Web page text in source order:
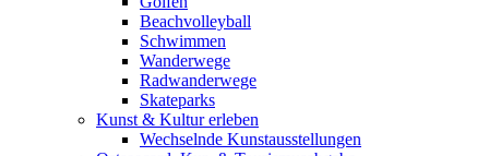
Beachvolleyball
Schwimmen
Wanderwege
Radwanderwege
Skateparks
Kunst & Kultur erleben
Wechselnde Kunstausstellungen